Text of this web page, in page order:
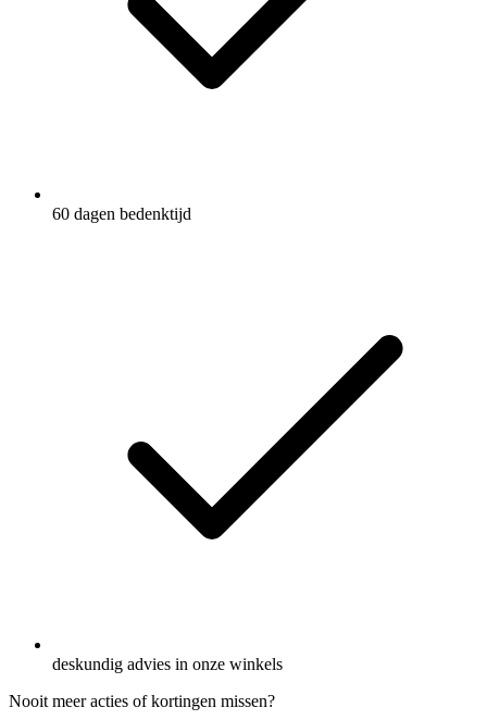
60 dagen bedenktijd
deskundig advies in onze winkels
Nooit meer acties of kortingen missen?